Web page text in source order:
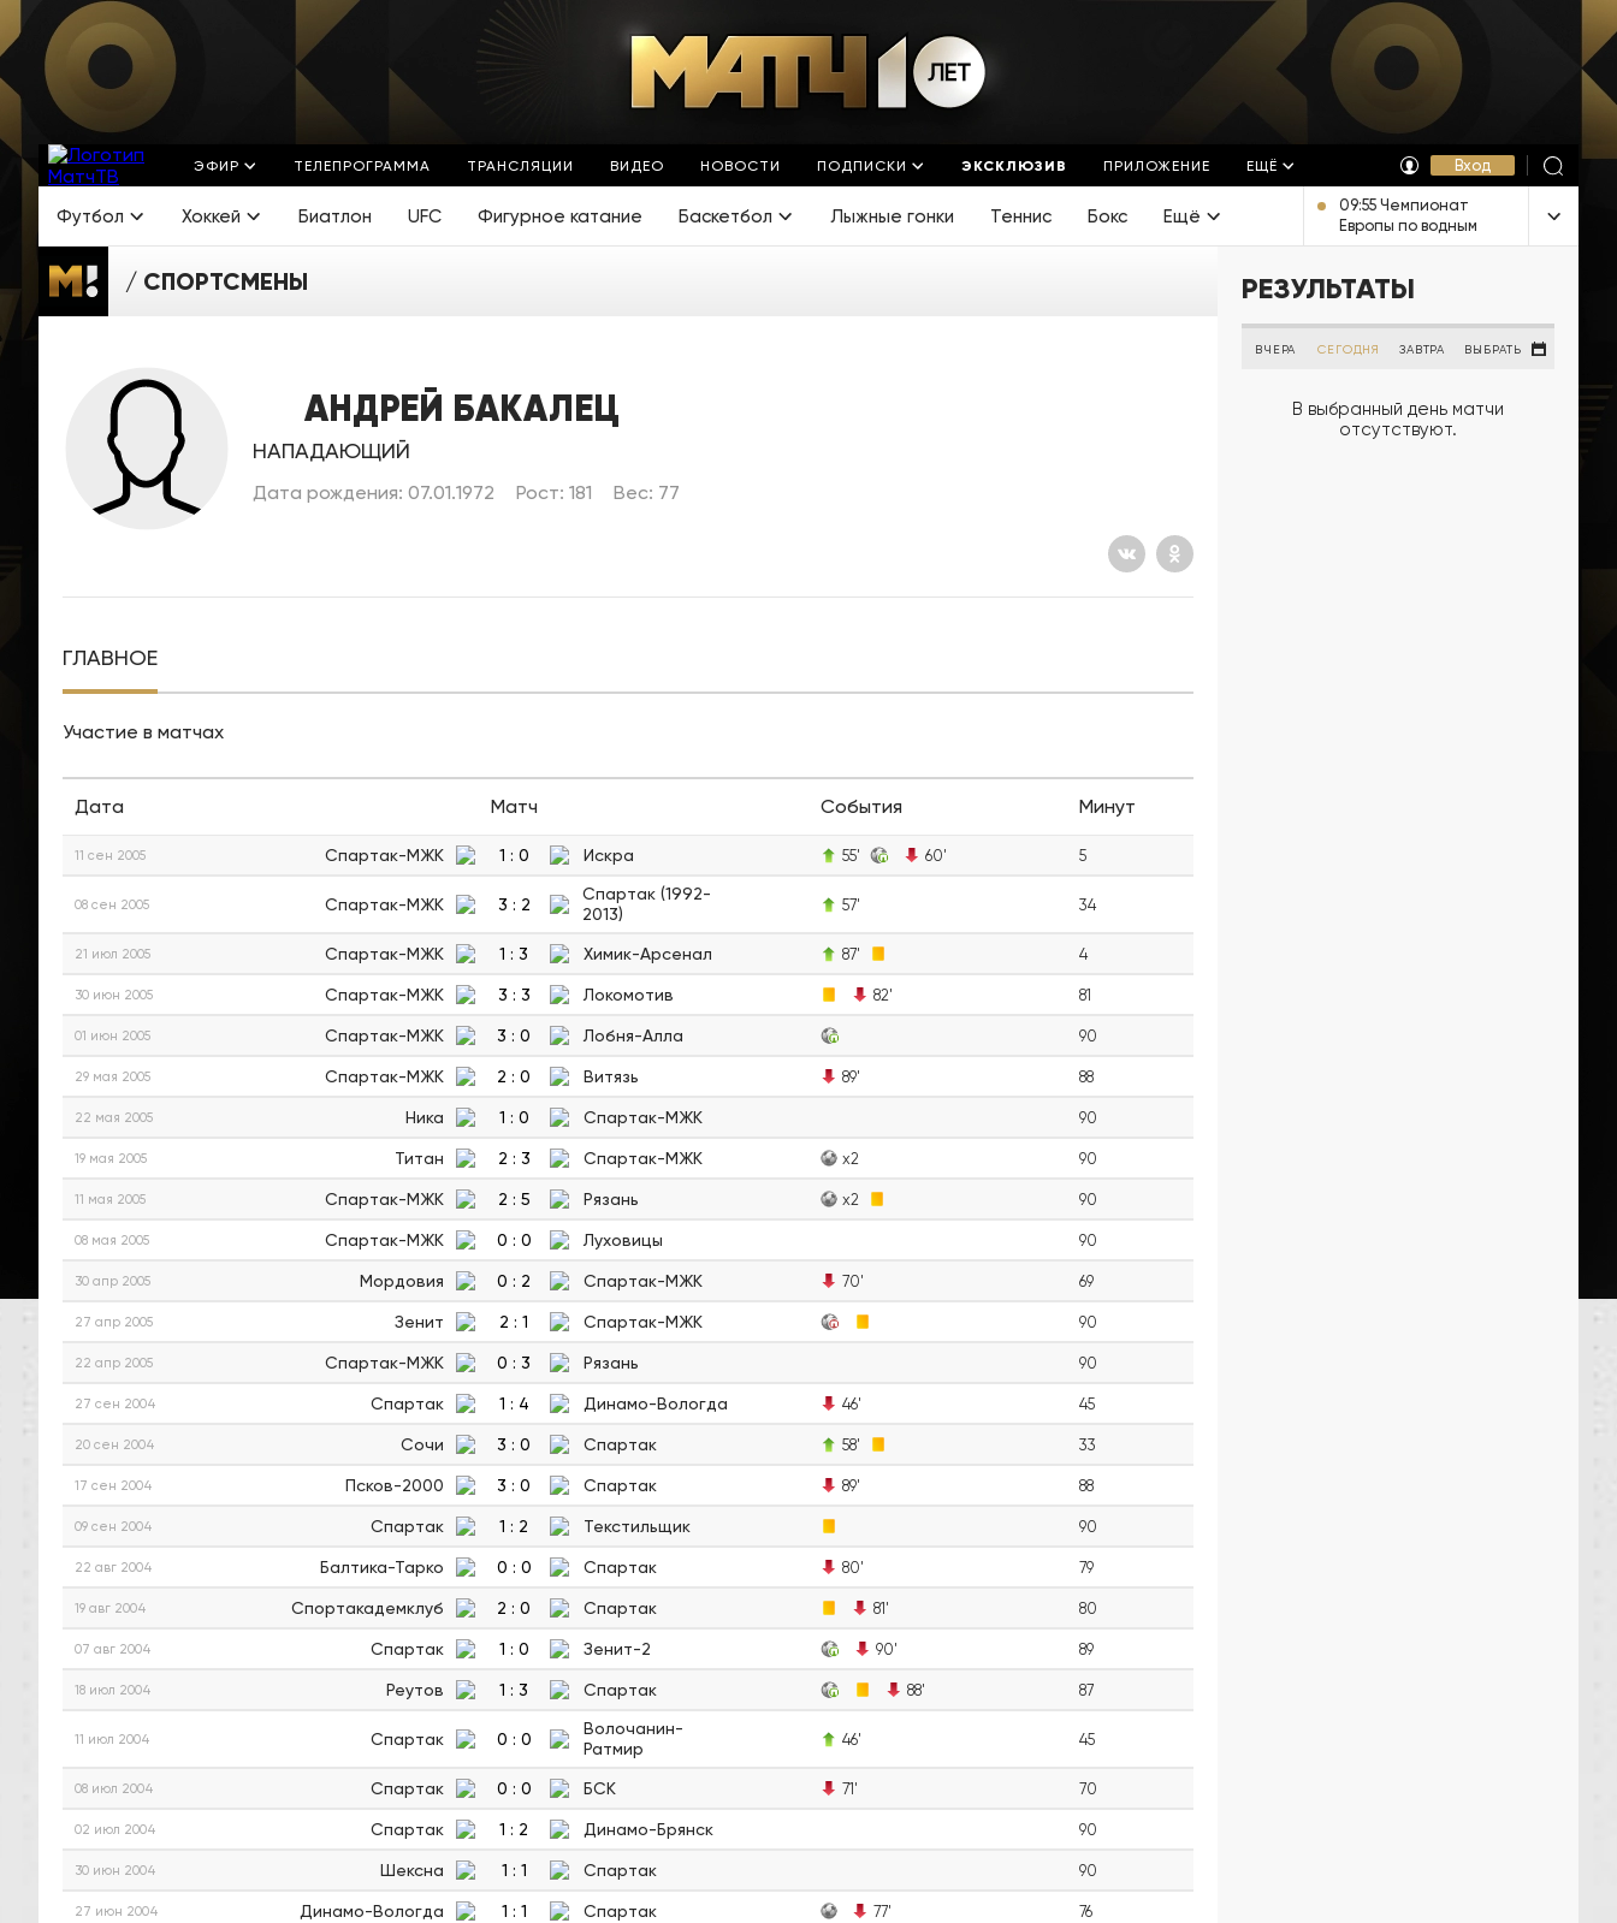
ЭФИР ТЕЛЕПРОГРАММА ТРАНСЛЯЦИИ ВИДЕО НОВОСТИ ПОДПИСКИ ЭКСКЛЮЗИВ ПРИЛОЖЕНИЕ ЕЩЁ Вход
Футбол Хоккей Биатлон UFC Фигурное катание Баскетбол Лыжные гонки Теннис Бокс Ещё
09:55 Чемпионат
Европы по водным
видам спорта.
Женщины 3 км. Прямая
Франции
СПОРТСМЕНЫ
АНДРЕЙ БАКАЛЕЦ
НАПАДАЮЩИЙ
Дата рождения: 07.01.1972 Рост: 181 Вес: 77
ГЛАВНОЕ
Участие в матчах
Дата Матч События Минут
11 сен 2005 Спартак-МЖК 1 : 0 Искра 55' 60' 5
08 сен 2005 Спартак-МЖК 3 : 2
Спартак (1992-
2013)
57' 34
21 июл 2005 Спартак-МЖК 1 : 3 Химик-Арсенал 87' 4
30 июн 2005 Спартак-МЖК 3 : 3 Локомотив 82' 81
01 июн 2005 Спартак-МЖК 3 : 0 Лобня-Алла 90
29 мая 2005 Спартак-МЖК 2 : 0 Витязь 89' 88
22 мая 2005 Ника 1 : 0 Спартак-МЖК 90
19 мая 2005 Титан 2 : 3 Спартак-МЖК x2 90
11 мая 2005 Спартак-МЖК 2 : 5 Рязань x2 90
08 мая 2005 Спартак-МЖК 0 : 0 Луховицы 90
30 апр 2005 Мордовия 0 : 2 Спартак-МЖК 70' 69
27 апр 2005 Зенит 2 : 1 Спартак-МЖК 90
22 апр 2005 Спартак-МЖК 0 : 3 Рязань 90
27 сен 2004 Спартак 1 : 4 Динамо-Вологда 46' 45
20 сен 2004 Сочи 3 : 0 Спартак 58' 33
17 сен 2004 Псков-2000 3 : 0 Спартак 89' 88
09 сен 2004 Спартак 1 : 2 Текстильщик 90
22 авг 2004 Балтика-Тарко 0 : 0 Спартак 80' 79
19 авг 2004 Спортакадемклуб 2 : 0 Спартак 81' 80
07 авг 2004 Спартак 1 : 0 Зенит-2 90' 89
18 июл 2004 Реутов 1 : 3 Спартак 88' 87
11 июл 2004 Спартак 0 : 0
Волочанин-
Ратмир
46' 45
08 июл 2004 Спартак 0 : 0 БСК 71' 70
02 июл 2004 Спартак 1 : 2 Динамо-Брянск 90
30 июн 2004 Шексна 1 : 1 Спартак 90
27 июн 2004 Динамо-Вологда 1 : 1 Спартак 77' 76
РЕЗУЛЬТАТЫ
ВЧЕРА СЕГОДНЯ ЗАВТРА ВЫБРАТЬ
В выбранный день матчи
отсутствуют.